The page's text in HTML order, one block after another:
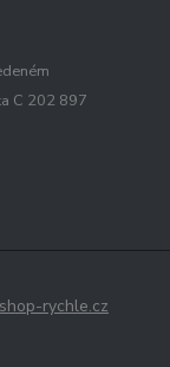
C 202 897
rychle.cz